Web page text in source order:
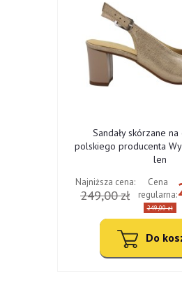
Sandały skórzane
polskiego producenta
len
Cena
regularna:
249,00 zł
Najniższa cena:
249,00 zł
Do